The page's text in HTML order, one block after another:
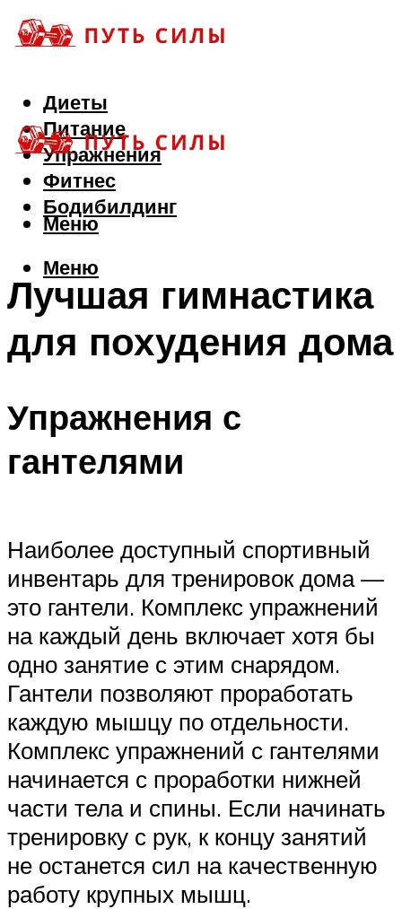
Диеты
Питание
Упражнения
Фитнес
Бодибилдинг
Меню
Меню
Лучшая гимнастика
для похудения дома
Упражнения с
гантелями
Наиболее доступный спортивный
инвентарь для тренировок дома —
это гантели. Комплекс упражнений
на каждый день включает хотя бы
одно занятие с этим снарядом.
Гантели позволяют проработать
каждую мышцу по отдельности.
Комплекс упражнений с гантелями
начинается с проработки нижней
части тела и спины. Если начинать
тренировку с рук, к концу занятий
не останется сил на качественную
работу крупных мышц.